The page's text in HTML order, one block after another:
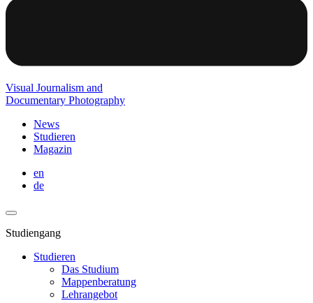
Visual Journalism and
Documentary Photography
News
Studieren
Magazin
en
de
Studiengang
Studieren
Das Studium
Mappenberatung
Lehrangebot